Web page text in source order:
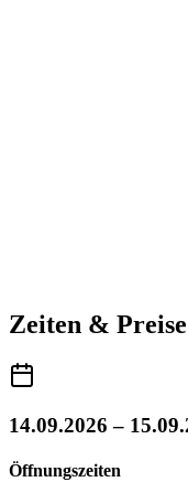
Zeiten & Preise
14.09.2026 –
Öffnungszeiten